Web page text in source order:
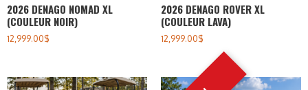
2026 DENAGO NOMAD XL
(COULEUR NOIR)
12,999.00$
2026 DENAGO ROVER XL
(COULEUR LAVA)
12,999.00$